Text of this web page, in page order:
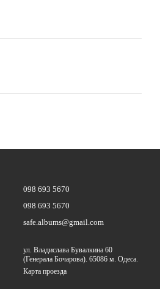
098 693 5670
098 693 5670
safe.albums@gmail.com
ул. Владислава Бувалкина 60
(Генерала Бочарова). 65086 м. Одеса.
Карта проезда